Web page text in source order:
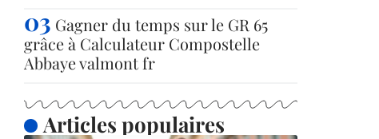
Gagner du temps sur le GR 65
grâce à Calculateur Compostelle
Abbaye valmont fr
Articles populaires